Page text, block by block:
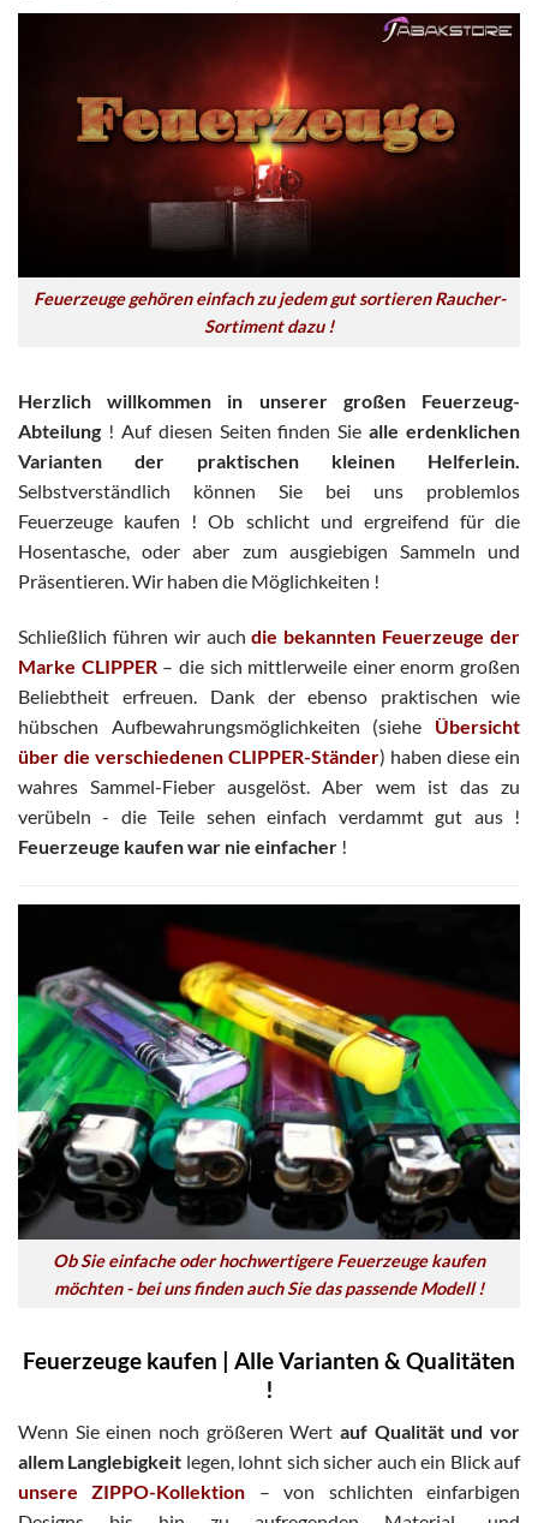
Feuerzeuge gehören einfach zu jedem gut sortieren Raucher-
Sortiment dazu !
Herzlich willkommen in unserer großen Feuerzeug-
Abteilung ! Auf diesen Seiten finden Siealle erdenklichen
Varianten der praktischen kleinen Helferlein.
Selbstverständlich können Sie bei uns problemlos
Feuerzeuge kaufen ! Ob schlicht und ergreifend für die
Hosentasche, oder aber zum ausgiebigen Sammeln und
Präsentieren. Wir haben die Möglichkeiten !
Schließlich führen wir auchdie bekannten Feuerzeuge der
Marke CLIPPER– die sich mittlerweile einer enorm großen
Beliebtheit erfreuen. Dank der ebenso praktischen wie
hübschen Aufbewahrungsmöglichkeiten (siehe Übersicht
über die verschiedenen CLIPPER-Ständer) haben diese ein
wahres Sammel-Fieber ausgelöst. Aber wem ist das zu
verübeln - die Teile sehen einfach verdammt gut aus !
Feuerzeuge kaufen war nie einfacher !
Ob Sie einfache oder hochwertigere Feuerzeuge kaufen
möchten - bei uns finden auch Sie das passende Modell !
Feuerzeuge kaufen | Alle Varianten & Qualitäten
!
Wenn Sie einen noch größeren Wert auf Qualität und vor
allem Langlebigkeit legen, lohnt sich sicher auch ein Blick auf
unsere ZIPPO-Kollektion – von schlichten einfarbigen